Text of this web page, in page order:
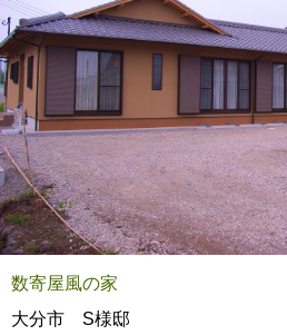
数寄屋風の家
大分市 S様邸